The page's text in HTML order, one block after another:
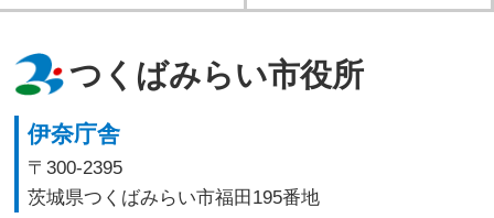
つくばみらい市役所
伊奈庁舎
〒300-2395
茨城県つくばみらい市福田195番地